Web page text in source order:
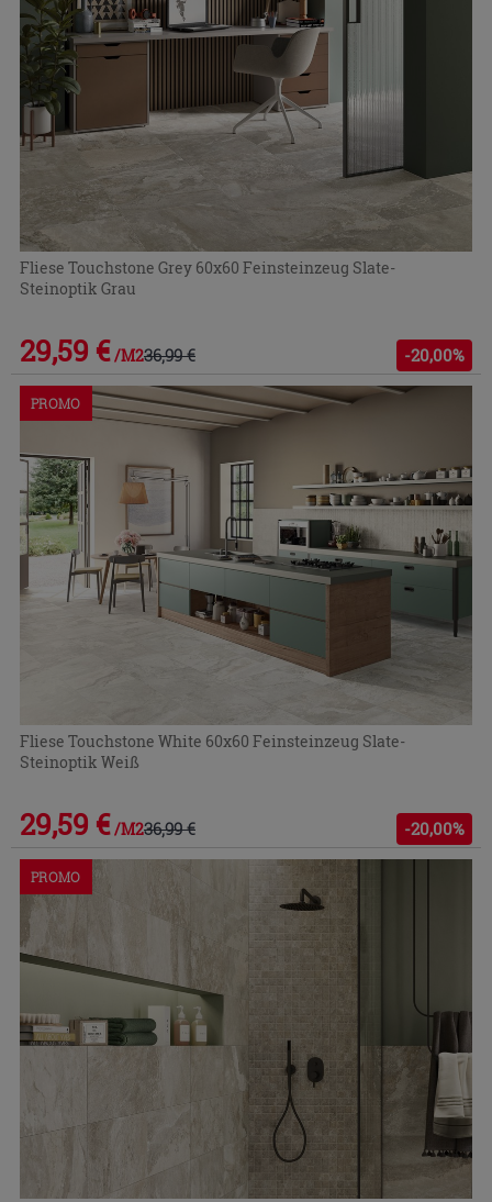
Fliese Touchstone Grey 60x60 Feinsteinzeug Slate-
Steinoptik Grau
29,59 € /M236,99 € -20,00%
PROMO
Fliese Touchstone White 60x60 Feinsteinzeug Slate-
Steinoptik Weiß
29,59 € /M236,99 € -20,00%
PROMO